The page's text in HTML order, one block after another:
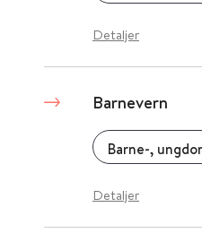
Detaljer
Barnevern
Detaljer